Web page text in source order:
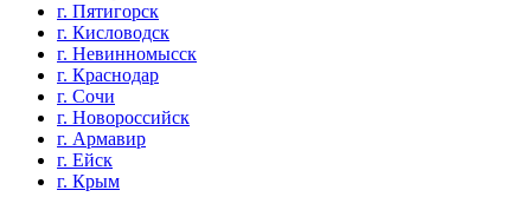
г. Пятигорск
г. Кисловодск
г. Невинномысск
г. Краснодар
г. Сочи
г. Новороссийск
г. Армавир
г. Ейск
г. Крым